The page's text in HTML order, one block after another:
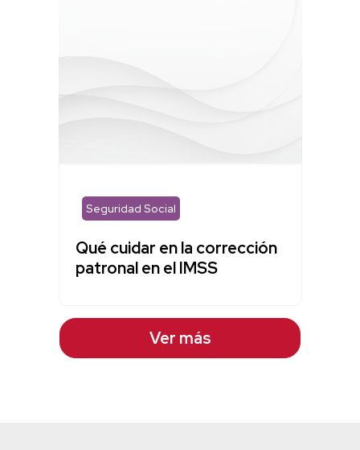
Seguridad Social
Qué cuidar en la corrección
patronal en el IMSS
Ver más